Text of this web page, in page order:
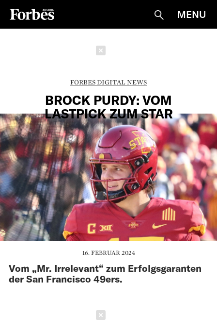
Suche
MENU
FORBES DIGITAL NEWS
BROCK PURDY: VOM
LASTPICK ZUM STAR
16. FEBRUAR 2024
Vom „Mr. Irrelevant“ zum Erfolgsgaranten
der San Francisco 49ers.